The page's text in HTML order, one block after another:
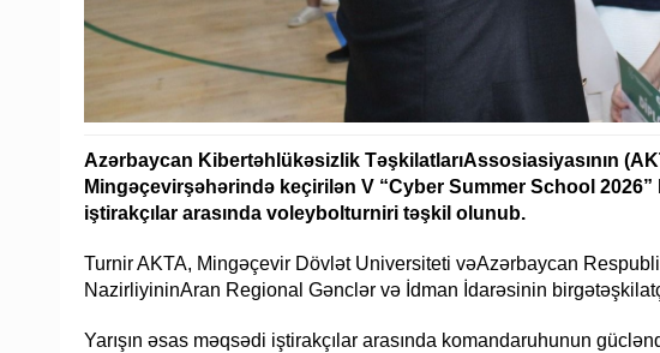
Azərbaycan Kibertəhlükəsizlik TəşkilatlarıAssosiasiyasının
Mingəçevirşəhərində keçirilən V “Cyber Summer School
iştirakçılar arasında voleybolturniri təşkil olunub.
Turnir AKTA, Mingəçevir Dövlət Universiteti vəAzərbaycan
NazirliyininAran Regional Gənclər və İdman İdarəsinin
Yarışın əsas məqsədi iştirakçılar arasında komandaruhunun